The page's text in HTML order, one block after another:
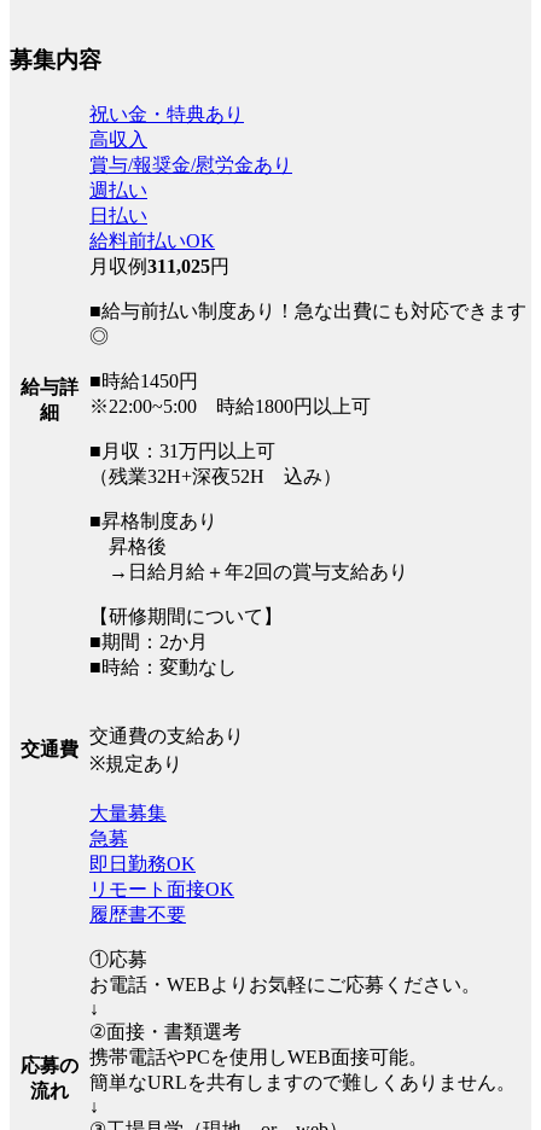
募集内容
給与詳
細
祝い金・特典あり
高収入
賞与/報奨金/慰労金あり
週払い
日払い
給料前払いOK
月収例311,025円
■給与前払い制度あり！急な出費にも対応できます
◎
■時給1450円
※22:00~5:00 時給1800円以上可
■月収：31万円以上可
（残業32H+深夜52H 込み）
■昇格制度あり
昇格後
→日給月給＋年2回の賞与支給あり
【研修期間について】
■期間：2か月
■時給：変動なし
交通費
交通費の支給あり
※規定あり
応募の
流れ
大量募集
急募
即日勤務OK
リモート面接OK
履歴書不要
①応募
お電話・WEBよりお気軽にご応募ください。
↓
②面接・書類選考
携帯電話やPCを使用しWEB面接可能。
簡単なURLを共有しますので難しくありません。
↓